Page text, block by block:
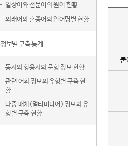
일상어와 전문어의 원어 현황
외래어와 혼종어의 언어명별 현황
정보별 구축 통계
동사와 형용사의 문형 정보 현황
관련 어휘 정보의 유형별 구축 현
황
다중 매체(멀티미디어) 정보의 유
형별 구축 현황
붙